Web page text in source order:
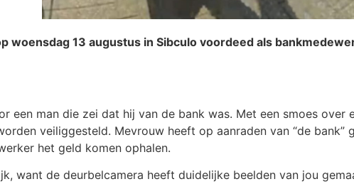
woensdag 13 augustus in Sibculo voordeed als
een man die zei dat hij van de bank was. Met een smoes
veiliggesteld. Mevrouw heeft op aanraden van “de bank”
het geld komen ophalen.
want de deurbelcamera heeft duidelijke beelden van jou